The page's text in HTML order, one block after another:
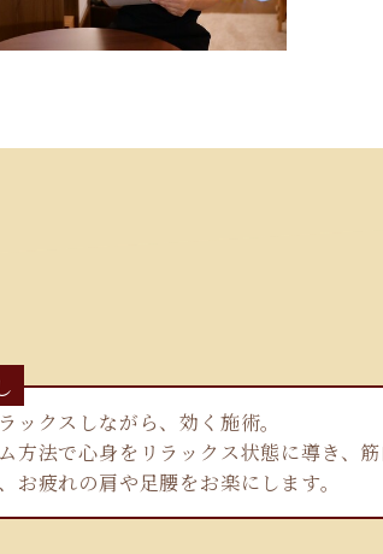
ックスしながら、効く施術。
方法で心身をリラックス状態に導き、
お疲れの肩や足腰をお楽にします。